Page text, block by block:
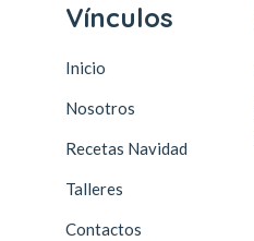
Vínculos
Inicio
Nosotros
Recetas Navidad
Talleres
Contactos